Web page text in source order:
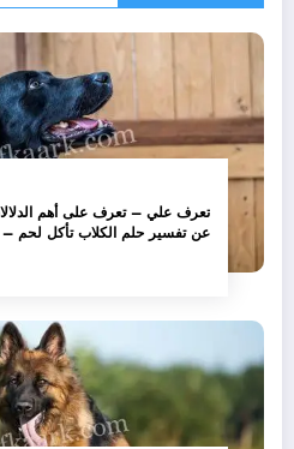
تعرف علي – تعرف على أهم
عن تفسير حلم الكلاب تأكل لحم –